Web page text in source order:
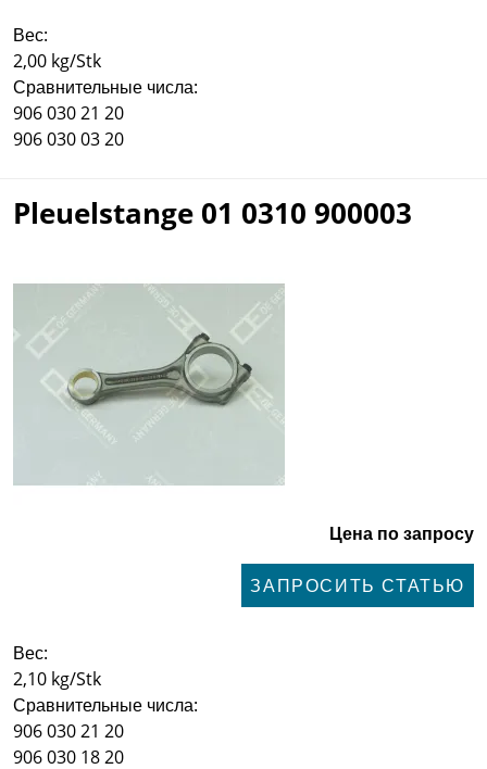
Вес:
2,00 kg/Stk
Сравнительные числа:
906 030 21 20
906 030 03 20
Pleuelstange 01 0310 900003
Цена по запросу
ЗАПРОСИТЬ СТАТЬЮ
Вес:
2,10 kg/Stk
Сравнительные числа:
906 030 21 20
906 030 18 20